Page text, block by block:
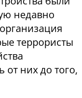
недавно
террористы
от них до того,